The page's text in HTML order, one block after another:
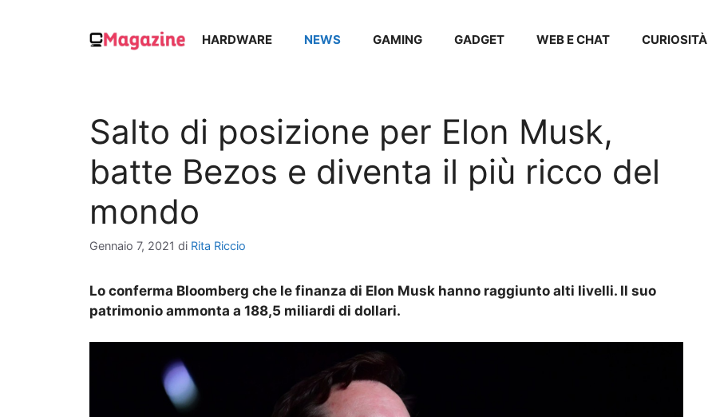
HARDWARE NEWS GAMING GADGET WEB E CHAT CURIOSITÀ
Salto di posizione per Elon Musk,
batte Bezos e diventa il più ricco del
mondo
Gennaio 7, 2021 di Rita Riccio
Lo conferma Bloomberg che le finanza di Elon Musk hanno raggiunto alti livelli. Il suo
patrimonio ammonta a 188,5 miliardi di dollari.